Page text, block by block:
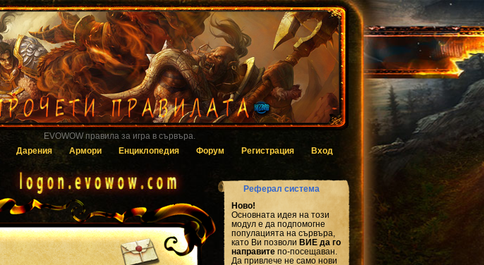
Гласувайте за EVOWOW чрез системата за гласуване.
Дарения Армори Енциклопедия Форум Регистрация Вход
Реферал система
Ново!
Основната идея на този
модул е да подпомогне
популацията на сървъра,
като Ви позволи ВИЕ да го
направитепо-посещаван.
Да привлече не само нови